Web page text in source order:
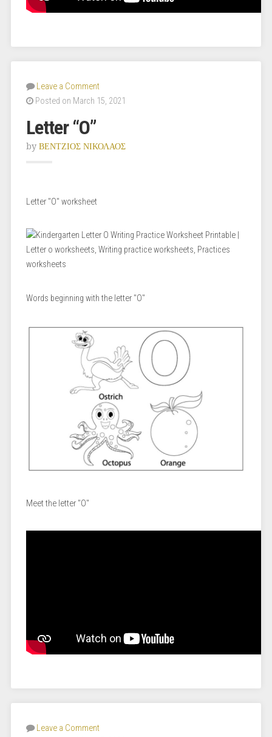
Leave a Comment
Posted on March 15, 2021
Letter “O”
by ΒΕΝΤΖΙΟΣ ΝΙΚΟΛΑΟΣ
Letter "O" worksheet
Words beginning with the letter "O"
Meet the letter "O"
Leave a Comment